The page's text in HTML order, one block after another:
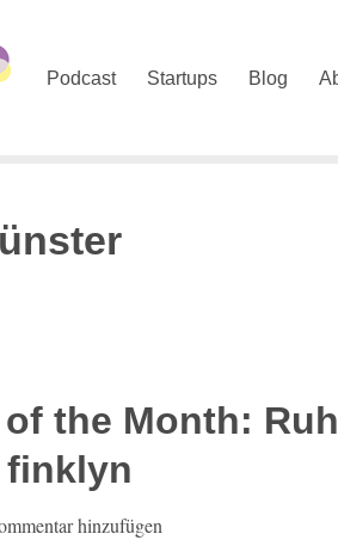
Podcast Startups Blog
the Month:
hinzufügen